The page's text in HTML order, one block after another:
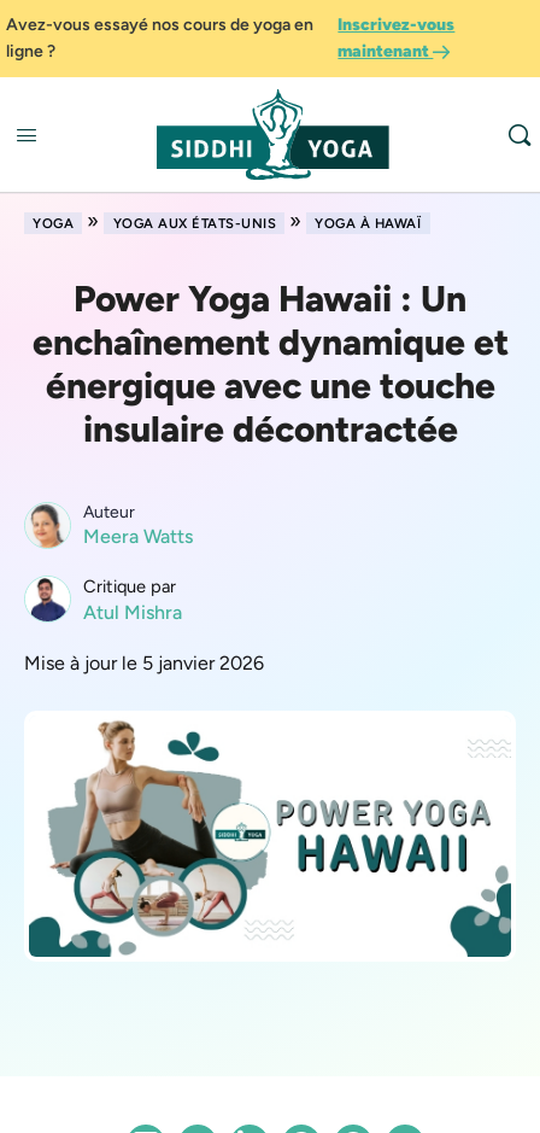
Avez-vous essayé nos cours de yoga en
ligne ?
Inscrivez-vous
maintenant
YOGA » YOGA AUX ÉTATS-UNIS » YOGA À HAWAÏ
Power Yoga Hawaii : Un
enchaînement dynamique et
énergique avec une touche
insulaire décontractée
Auteur
Meera Watts
Critique par
Atul Mishra
Mise à jour le 5 janvier 2026